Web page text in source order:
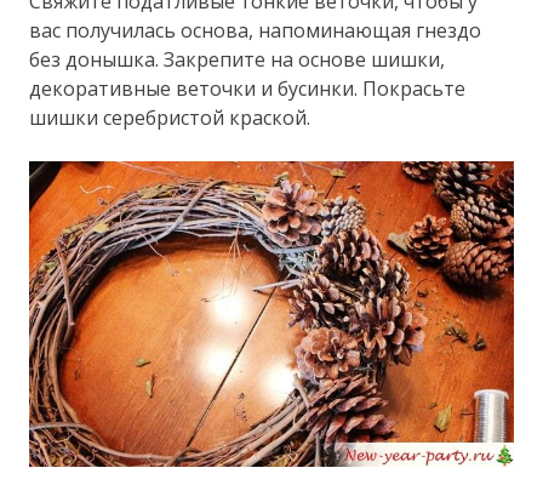
вас получилась основа, напоминающая гнездо
без донышка. Закрепите на основе шишки,
декоративные веточки и бусинки. Покрасьте
шишки серебристой краской.